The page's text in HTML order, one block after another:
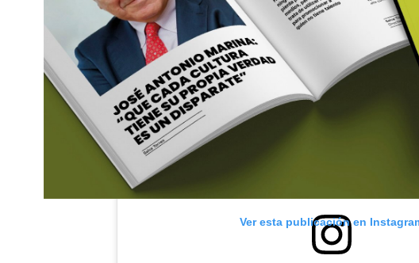
Ver esta publicación en